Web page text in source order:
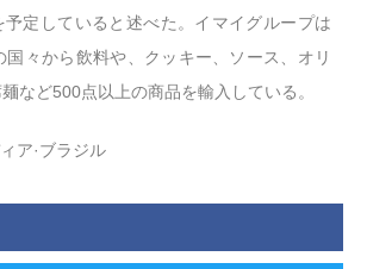
定していると述べた。イマイグループは
国々から飲料や、クッキー、ソース、オリ
など500点以上の商品を輸入している。
ア·ブラジル